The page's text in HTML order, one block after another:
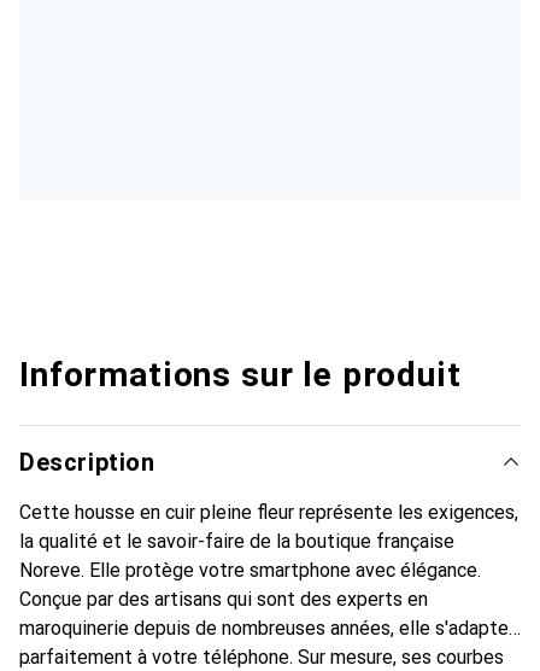
Informations sur le produit
Description
Cette housse en cuir pleine fleur représente les exigences,
la qualité et le savoir-faire de la boutique française
Noreve. Elle protège votre smartphone avec élégance.
Conçue par des artisans qui sont des experts en
maroquinerie depuis de nombreuses années, elle s'adapte
parfaitement à votre téléphone. Sur mesure, ses courbes